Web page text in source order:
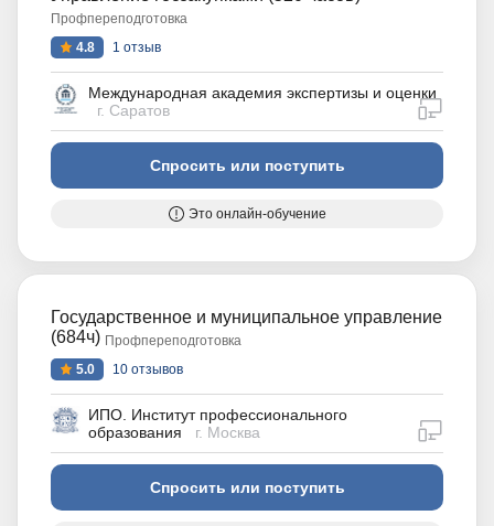
Профпереподготовка
4.8
1 отзыв
Международная академия экспертизы и оценки
г. Саратов
Спросить или поступить
Это онлайн-обучение
Государственное и муниципальное управление
(684ч) Профпереподготовка
5.0
10 отзывов
ИПО. Институт профессионального
образования
г. Москва
Спросить или поступить